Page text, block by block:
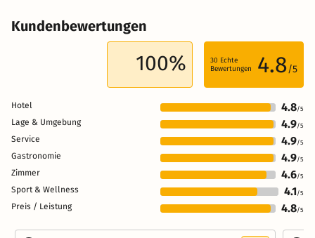
Kundenbewertungen
100% 30 Echte
Bewertungen
4.8/5
Hotel 4.8/5
Lage & Umgebung 4.9/5
Service 4.9/5
Gastronomie 4.9/5
Zimmer 4.6/5
Sport & Wellness 4.1/5
Preis / Leistung 4.8/5